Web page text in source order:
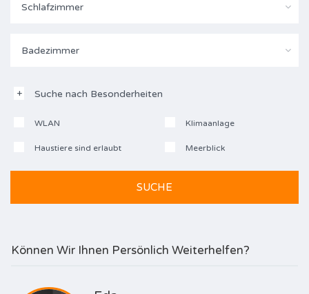
Schlafzimmer
Badezimmer
Suche nach Besonderheiten
WLAN Klimaanlage
Haustiere sind erlaubt Meerblick
Können Wir Ihnen Persönlich Weiterhelfen?